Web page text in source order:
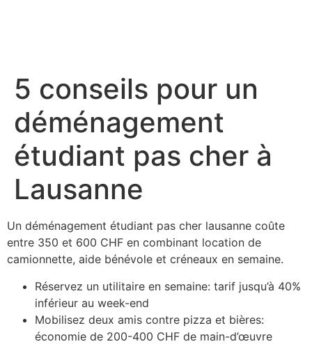
5 conseils pour un
déménagement
étudiant pas cher à
Lausanne
Un déménagement étudiant pas cher lausanne coûte
entre 350 et 600 CHF en combinant location de
camionnette, aide bénévole et créneaux en semaine.
Réservez un utilitaire en semaine: tarif jusqu’à 40%
inférieur au week-end
Mobilisez deux amis contre pizza et bières:
économie de 200-400 CHF de main-d’œuvre